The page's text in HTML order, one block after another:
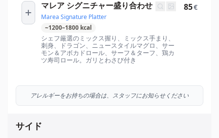
マレア シグニチャー盛り合わせ
Marea Signature Platter
~1200–1800 kcal
シェフ厳選のミックス握り、ミックス手まり、
刺身、ドラゴン、ニュースタイルマグロ、サー
モン＆アボカドロール、サーフ＆ターフ、鶏カ
ツ寿司ロール。ガリとわさび付き
85€
アレルギーをお持ちの場合は、スタッフにお知らせください
サイド